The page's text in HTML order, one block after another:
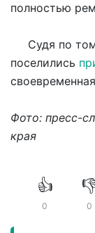
полностью
Судя по
поселились
Фото: пресс-
края
👍
0 0